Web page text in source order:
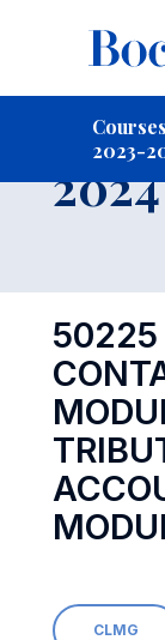
2023-
50225
CLMG